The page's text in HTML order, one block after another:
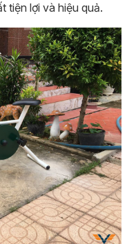
tiện lợi và hiệu quả.